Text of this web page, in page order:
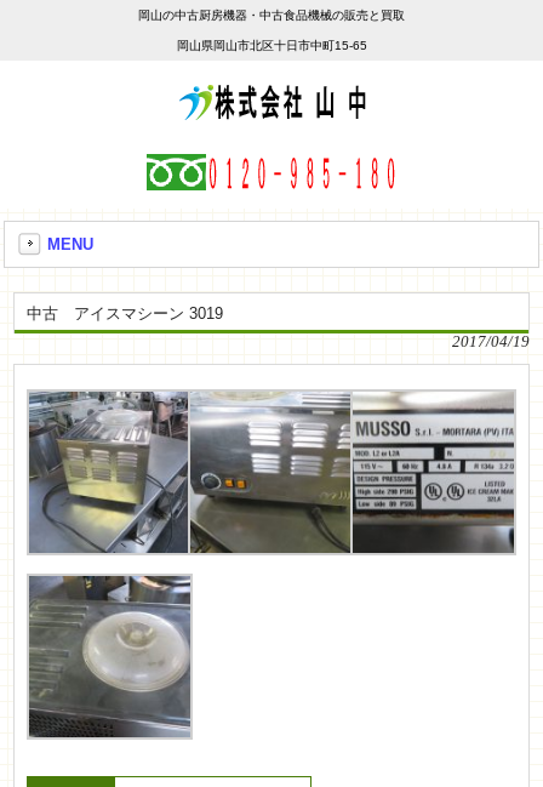
岡山の中古厨房機器・中古食品機械の販売と買取
岡山県岡山市北区十日市中町15-65
MENU
中古 アイスマシーン 3019
2017/04/19